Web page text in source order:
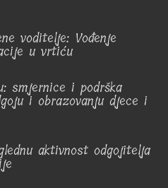
voditelje: Vođenje
u vrtiću
smjernice i podrška
i obrazovanju djece i
aktivnost odgojitelja